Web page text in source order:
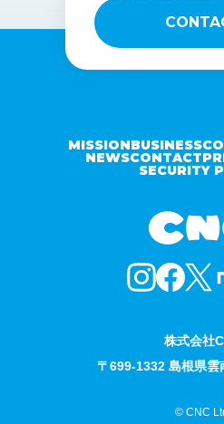
MISSIONBUSINESS
NEWSCONTACT
SECURITY
株式会社
〒699-1332 島根県雲
© CNC